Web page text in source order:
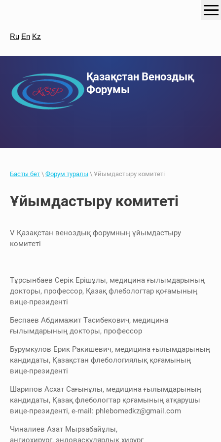
Ru En Kz
Қазақстан Веноздық
Форумы
Басты бет \ Форум туралы \ Ұйымдастыру комитеті
Ұйымдастыру комитеті
V Қазақстан веноздық форумның ұйымдастыру
комитеті
Тұрсынбаев Серік Ерішұлы, медицина ғылымдарының
докторы, профессор, Қазақ флебологтар қоғамының
вице-президенті
Беспаев Абдимажит Тасибекович, медицина
ғылымдарының докторы, профессор
Бурумкулов Ерик Ракишевич, медицина ғылымдарының
кандидаты, Қазақстан флебологиялық қоғамының
вице-президенті
Шарипов Асхат Сағынұлы, медицина ғылымдарының
кандидаты, Қазақ флебологтар қоғамының атқарушы
вице-президенті, e-mail: phlebomedkz@gmail.com
Чиналиев Азат Мырзабайұлы,
ангиохирург, эндоваскулярлық хирург